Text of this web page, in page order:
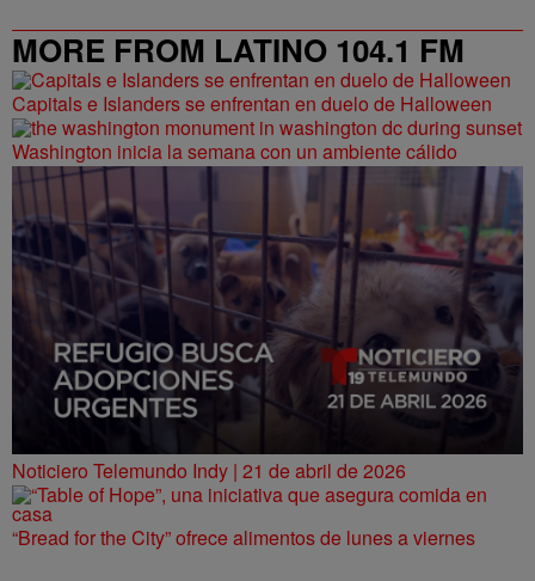
MORE FROM LATINO 104.1 FM
Capitals e Islanders se enfrentan en duelo de Halloween
Washington inicia la semana con un ambiente cálido
Noticiero Telemundo Indy | 21 de abril de 2026
“Bread for the City” ofrece alimentos de lunes a viernes